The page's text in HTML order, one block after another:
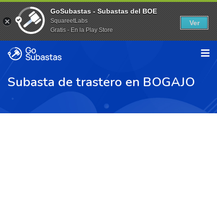
Subasta de trastero en BOGAJO
GoSubastas - Subastas del BOE
SquareetLabs
Gratis - En la Play Store
Ver